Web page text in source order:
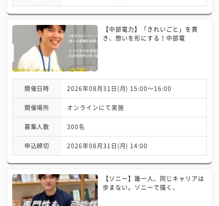
【中部電力】「きれいごと」を貫
き、想いを形にする！中部電
開催日時 2026年08月31日(月) 15:00〜16:00
開催場所 オンラインにて実施
募集人数 300名
申込締切 2026年08月31日(月) 14:00
【ソニー】誰一人、同じキャリアは
歩まない。ソニーで描く、